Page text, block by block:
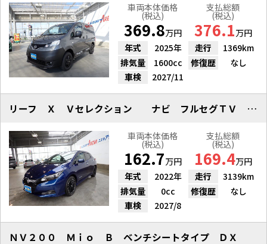
車両本体価格
(税込)
369.8万円
支払総額
(税込)
376.1万円
年式
2025年 走行
1369km
排気量
1600cc 修復歴
なし
車検
2027/11
リーフ Ｘ Ｖセレクション ナビ フルセグＴＶ 全方位カメラ ＥＴＣ
車両本体価格
(税込)
162.7万円
支払総額
(税込)
169.4万円
年式
2022年 走行
3139km
排気量
0cc 修復歴
なし
車検
2027/8
ＮＶ２００ Ｍｉｏ Ｂ ベンチシートタイプ ＤＸ